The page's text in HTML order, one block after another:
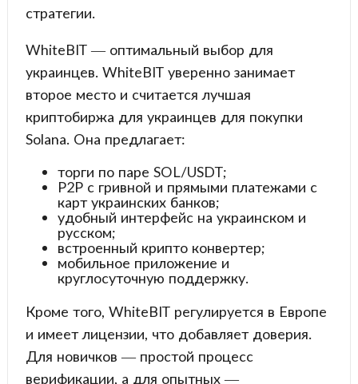
стратегии.
WhiteBIT — оптимальный выбор для
украинцев. WhiteBIT уверенно занимает
второе место и считается лучшая
криптобиржа для украинцев для покупки
Solana. Она предлагает:
торги по паре SOL/USDT;
P2P с гривной и прямыми платежами с
карт украинских банков;
удобный интерфейс на украинском и
русском;
встроенный крипто конвертер;
мобильное приложение и
круглосуточную поддержку.
Кроме того, WhiteBIT регулируется в Европе
и имеет лицензии, что добавляет доверия.
Для новичков — простой процесс
верификации, а для опытных —